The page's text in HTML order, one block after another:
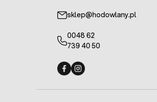
sklep@hodowlany.pl
0048 62
739 40 50